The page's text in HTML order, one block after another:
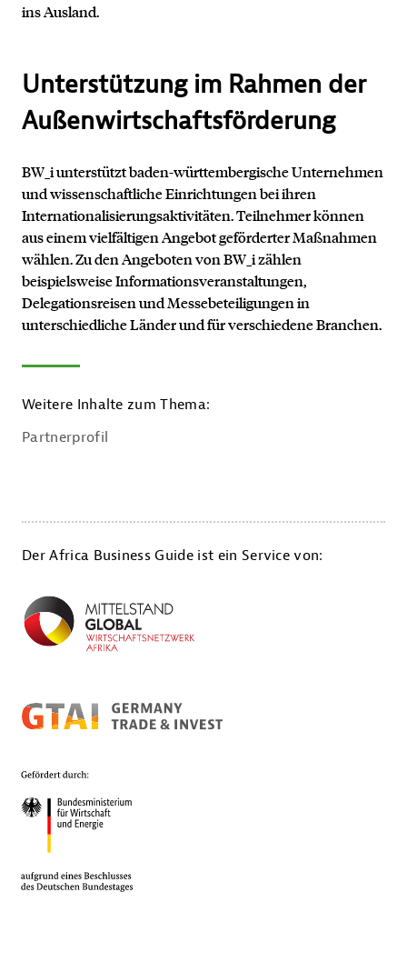
ins Ausland.
Unterstützung im Rahmen der
Außenwirtschaftsförderung
BW_i unterstützt baden-württembergische Unternehmen
und wissenschaftliche Einrichtungen bei ihren
Internationalisierungsaktivitäten. Teilnehmer können
aus einem vielfältigen Angebot geförderter Maßnahmen
wählen. Zu den Angeboten von BW_i zählen
beispielsweise Informationsveranstaltungen,
Delegationsreisen und Messebeteiligungen in
unterschiedliche Länder und für verschiedene Branchen.
Weitere Inhalte zum Thema:
Partnerprofil
Der Africa Business Guide ist ein Service von:
Kontakt